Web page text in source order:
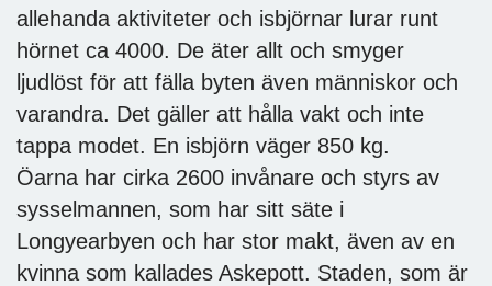
allehanda aktiviteter och isbjörnar lurar runt
hörnet ca 4000. De äter allt och smyger
ljudlöst för att fälla byten även människor och
varandra. Det gäller att hålla vakt och inte
tappa modet. En isbjörn väger 850 kg.
Öarna har cirka 2600 invånare och styrs av
sysselmannen, som har sitt säte i
Longyearbyen och har stor makt, även av en
kvinna som kallades Askepott. Staden, som är